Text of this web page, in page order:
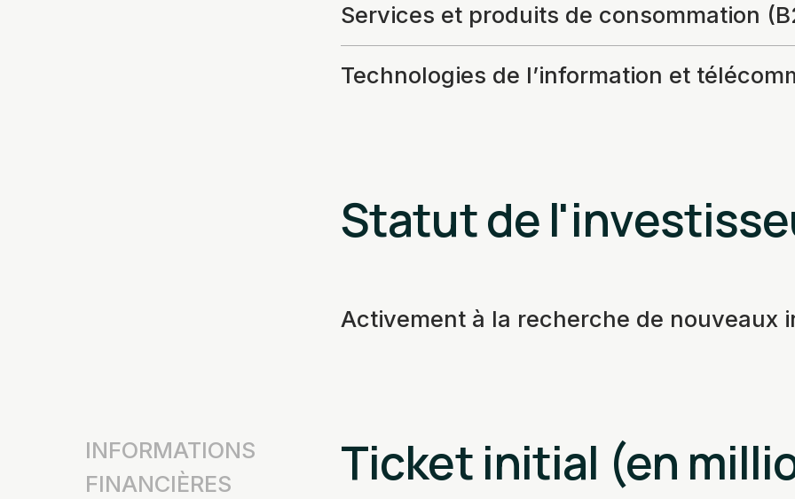
Services et produits de consommation
Technologies de l’information et
Statut de
Activement à la recherche de nouveaux
INFORMATIONS
FINANCIÈRES
Ticket initial (en